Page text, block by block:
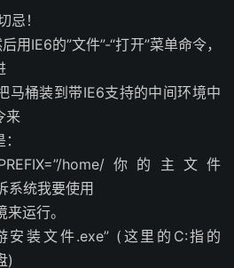
忌！
用IE6的”文件”-“打开”菜单命令，
马桶装到带IE6支持的中间环境中
来
home/你的主文件
系统我要使用
运行。
安装文件.exe” (这里的C:指的
)